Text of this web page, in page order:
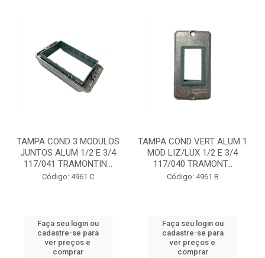
TAMPA COND 3 MODULOS
JUNTOS ALUM 1/2 E 3/4
117/041 TRAMONTIN...
Código: 4961 C
Faça seu login ou
cadastre-se para
ver preços e
comprar
TAMPA COND VERT ALUM 1
MOD LIZ/LUX 1/2 E 3/4
117/040 TRAMONT...
Código: 4961 B
Faça seu login ou
cadastre-se para
ver preços e
comprar